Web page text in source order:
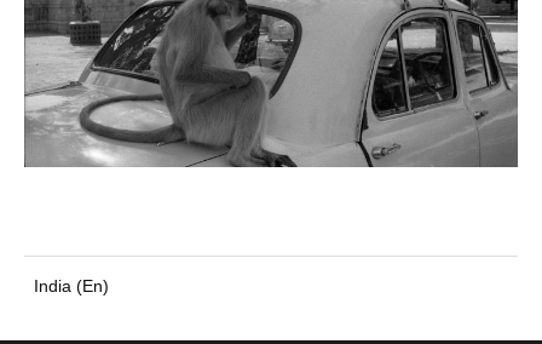
India (En)